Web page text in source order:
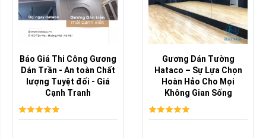
Báo Giá Thi Công Gương
Dán Trần - An toàn Chất
lượng Tuyệt đối - Giá
Cạnh Tranh
Gương Dán Tường
Hataco – Sự Lựa Chọn
Hoàn Hảo Cho Mọi
Không Gian Sống